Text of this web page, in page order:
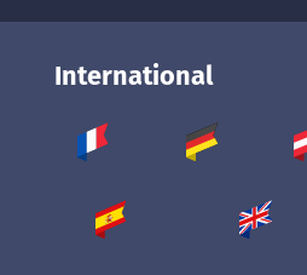
International